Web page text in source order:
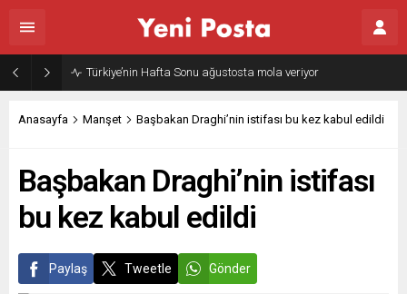
Türkiye’nin Hafta Sonu ağustosta mola veriyor
Anasayfa Manşet Başbakan Draghi’nin istifası bu kez kabul edildi
Başbakan Draghi’nin istifası
bu kez kabul edildi
Paylaş Tweetle Gönder